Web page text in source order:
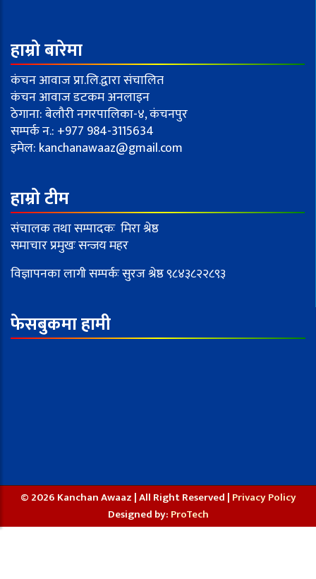
हाम्रो बारेमा
कंचन आवाज प्रा.लि.द्वारा संचालित
कंचन आवाज डटकम अनलाइन
ठेगाना: बेलौरी नगरपालिका-४, कंचनपुर
सम्पर्क न.: +977 984-3115634
इमेल: kanchanawaaz@gmail.com
हाम्रो टीम
संचालक तथा सम्पादकः मिरा श्रेष्ठ
समाचार प्रमुखः सन्जय महर
विज्ञापनका लागी सम्पर्कः सुरज श्रेष्ठ ९८४३८२२८९३
फेसबुकमा हामी
© 2026 Kanchan Awaaz | All Right Reserved | Privacy Policy
Designed by: ProTech